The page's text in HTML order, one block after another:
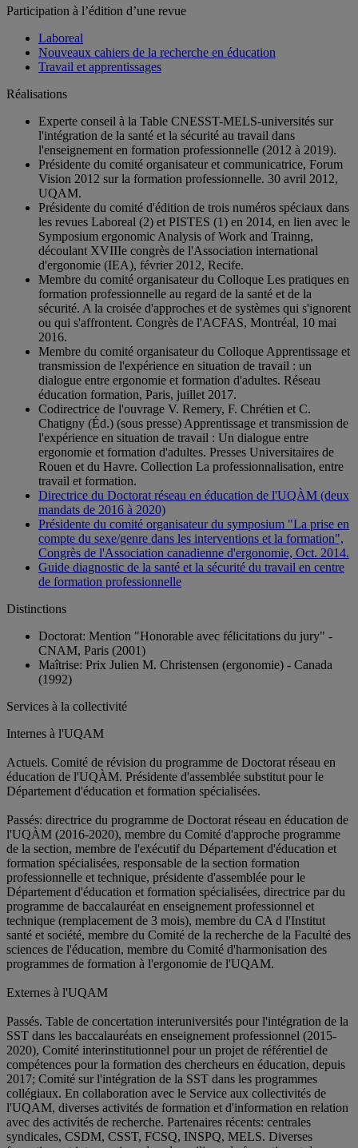
Participation à l’édition d’une revue
Laboreal
Nouveaux cahiers de la recherche en éducation
Travail et apprentissages
Réalisations
Experte conseil à la Table CNESST-MELS-universités sur
l'intégration de la santé et la sécurité au travail dans
l'enseignement en formation professionnelle (2012 à 2019).
Présidente du comité organisateur et communicatrice, Forum
Vision 2012 sur la formation professionnelle. 30 avril 2012,
UQAM.
Présidente du comité d'édition de trois numéros spéciaux dans
les revues Laboreal (2) et PISTES (1) en 2014, en lien avec le
Symposium ergonomic Analysis of Work and Trainng,
découlant XVIIIe congrès de l'Association international
d'ergonomie (IEA), février 2012, Recife.
Membre du comité organisateur du Colloque Les pratiques en
formation professionnelle au regard de la santé et de la
sécurité. A la croisée d'approches et de systèmes qui s'ignorent
ou qui s'affrontent. Congrès de l'ACFAS, Montréal, 10 mai
2016.
Membre du comité organisateur du Colloque Apprentissage et
transmission de l'expérience en situation de travail : un
dialogue entre ergonomie et formation d'adultes. Réseau
éducation formation, Paris, juillet 2017.
Codirectrice de l'ouvrage V. Remery, F. Chrétien et C.
Chatigny (Éd.) (sous presse) Apprentissage et transmission de
l'expérience en situation de travail : Un dialogue entre
ergonomie et formation d'adultes. Presses Universitaires de
Rouen et du Havre. Collection La professionnalisation, entre
travail et formation.
Directrice du Doctorat réseau en éducation de l'UQÀM (deux
mandats de 2016 à 2020)
Présidente du comité organisateur du symposium "La prise en
compte du sexe/genre dans les interventions et la formation",
Congrès de l'Association canadienne d'ergonomie, Oct. 2014.
Guide diagnostic de la santé et la sécurité du travail en centre
de formation professionnelle
Distinctions
Doctorat: Mention "Honorable avec félicitations du jury" -
CNAM, Paris (2001)
Maîtrise: Prix Julien M. Christensen (ergonomie) - Canada
(1992)
Services à la collectivité
Internes à l'UQAM
Actuels. Comité de révision du programme de Doctorat réseau en
éducation de l'UQÀM. Présidente d'assemblée substitut pour le
Département d'éducation et formation spécialisées.
Passés: directrice du programme de Doctorat réseau en éducation de
l'UQÀM (2016-2020), membre du Comité d'approche programme
de la section, membre de l'exécutif du Département d'éducation et
formation spécialisées, responsable de la section formation
professionnelle et technique, présidente d'assemblée pour le
Département d'éducation et formation spécialisées, directrice par du
programme de baccalauréat en enseignement professionnel et
technique (remplacement de 3 mois), membre du CA d l'Institut
santé et société, membre du Comité de la recherche de la Faculté des
sciences de l'éducation, membre du Comité d'harmonisation des
programmes de formation à l'ergonomie de l'UQAM.
Externes à l'UQAM
Passés. Table de concertation interuniversités pour l'intégration de la
SST dans les baccalauréats en enseignement professionnel (2015-
2020), Comité interinstitutionnel pour un projet de référentiel de
compétences pour la formation des chercheurs en éducation, depuis
2017; Comité sur l'intégration de la SST dans les programmes
collégiaux. En collaboration avec le Service aux collectivités de
l'UQAM, diverses activités de formation et d'information en relation
avec des activités de recherche. Partenaires récents: centrales
syndicales, CSDM, CSST, FCSQ, INSPQ, MELS. Diverses